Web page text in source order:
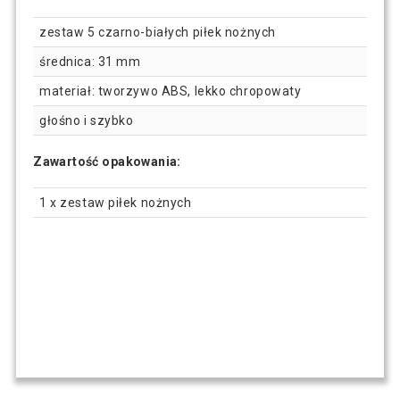
zestaw 5 czarno-białych piłek nożnych
średnica: 31 mm
materiał: tworzywo ABS, lekko chropowaty
głośno i szybko
Zawartość opakowania:
1 x zestaw piłek nożnych